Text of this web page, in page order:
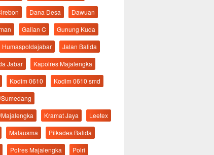
Dana Desa
Dawuan
Galian C
Gunung Kuda
Humaspoldajabar
Jalan Balida
Jabar
Kapolres Majalengka
Kodim 0610
Kodim 0610 smd
Kramat Jaya
Leetex
Malausma
Pilkades Balida
Polres Majalengka
Polri